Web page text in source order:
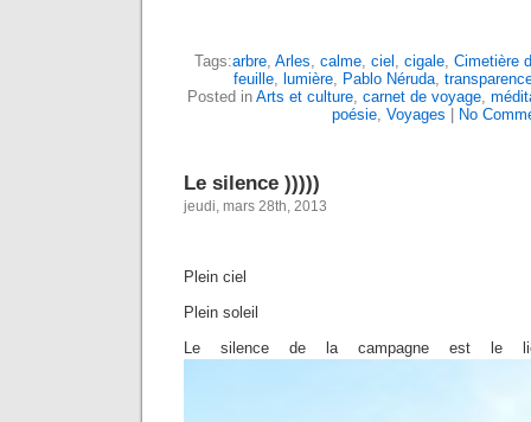
Tags:arbre Arles calme ciel cigale Cimetière
feuille
lumière Pablo Néruda
Posted in Arts et culture carnet de voyage
poésie, Voyages No
Le silence )))))
jeudi, mars 28th, 2013
Plein ciel
Plein soleil
Le silence de la campagne est le